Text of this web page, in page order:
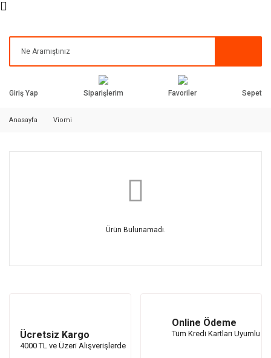
Giriş Yap Siparişlerim Favoriler Sepet
Anasayfa Viomi
Ürün Bulunamadı.
Ücretsiz Kargo
4000 TL ve Üzeri Alışverişlerde
Online Ödeme
Tüm Kredi Kartları Uyumlu